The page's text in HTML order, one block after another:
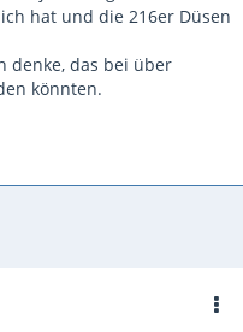
hat und die 216er Düsen
denke, das bei über
könnten.